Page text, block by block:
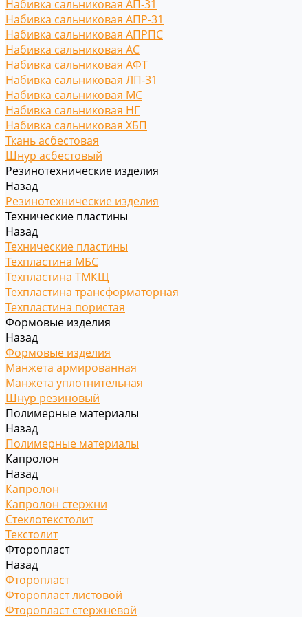
Набивка сальниковая АП-31
Набивка сальниковая АПР-31
Набивка сальниковая АПРПС
Набивка сальниковая АС
Набивка сальниковая АФТ
Набивка сальниковая ЛП-31
Набивка сальниковая МС
Набивка сальниковая НГ
Набивка сальниковая ХБП
Ткань асбестовая
Шнур асбестовый
Резинотехнические изделия
Назад
Резинотехнические изделия
Технические пластины
Назад
Технические пластины
Техпластина МБС
Техпластина ТМКЩ
Техпластина трансформаторная
Техпластина пористая
Формовые изделия
Назад
Формовые изделия
Манжета армированная
Манжета уплотнительная
Шнур резиновый
Полимерные материалы
Назад
Полимерные материалы
Капролон
Назад
Капролон
Капролон стержни
Стеклотекстолит
Текстолит
Фторопласт
Назад
Фторопласт
Фторопласт листовой
Фторопласт стержневой